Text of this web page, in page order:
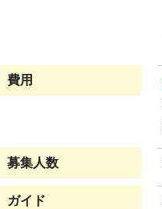
費用
募集人数
ガイド